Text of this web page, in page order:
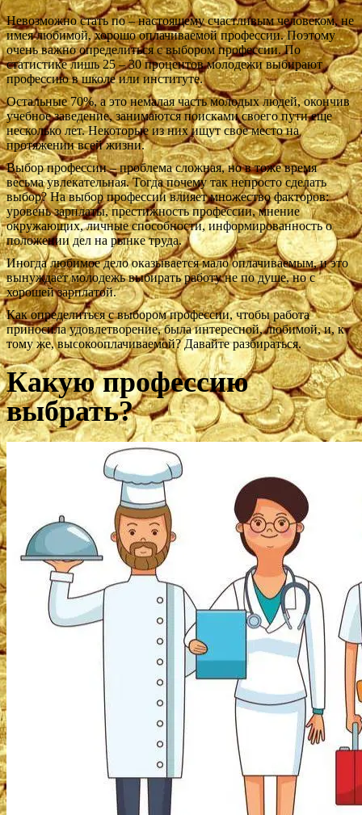
Невозможно стать по – настоящему счастливым человеком, не
имея любимой, хорошо оплачиваемой профессии. Поэтому
очень важно определиться с выбором профессии. По
статистике лишь 25 – 30 процентов молодежи выбирают
профессию в школе или институте.
Остальные 70%, а это немалая часть молодых людей, окончив
учебное заведение, занимаются поисками своего пути еще
несколько лет. Некоторые из них ищут свое место на
протяжении всей жизни.
Выбор профессии – проблема сложная, но в тоже время
весьма увлекательная. Тогда почему так непросто сделать
выбор? На выбор профессии влияет множество факторов:
уровень зарплаты, престижность профессии, мнение
окружающих, личные способности, информированность о
положении дел на рынке труда.
Иногда любимое дело оказывается мало оплачиваемым, и это
вынуждает молодежь выбирать работу не по душе, но с
хорошей зарплатой.
Как определиться с выбором профессии, чтобы работа
приносила удовлетворение, была интересной, любимой, и, к
тому же, высокооплачиваемой? Давайте разбираться.
Какую профессию
выбрать?